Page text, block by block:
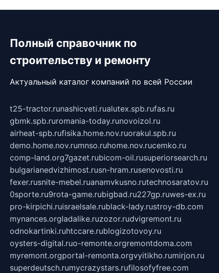
Полный справочник по
строительству и ремонту
Актуальный каталог компаний по всей России
t25-tractor.runashicveti.rualutex.spb.rufas.ru
gbmk.spb.ruromania-today.runovoizol.ru
airheat-spb.rufisika.home.nov.ruorakul.spb.ru
demo.home.nov.rumnso.ruhome.nov.rucemko.ru
comp-land.org7gazet.rubicom-oil.rusuperiorsearch.ru
bulgarianedvizhimost.rusn-hram.rusenovosti.ru
fexer.rusnite-mebel.ruanamvkusno.rutechnosaratov.ru
0sporte.ru9rota-game.rubigbad.ru227gp.ruwes-ex.ru
pro-kirpichi.ruisraelsale.rublack-lady.rustroy-db.com
mynances.orgladalike.ruzozor.rudvigremont.ru
odnokartinki.ruhtccare.rublogizotovoy.ru
oysters-digital.ruo-remonte.orgremontdoma.com
myremont.orgportal-remonta.orgvyitikho.rumirjon.ru
superdeutsch.rumycrazystars.rufilosofyfree.com